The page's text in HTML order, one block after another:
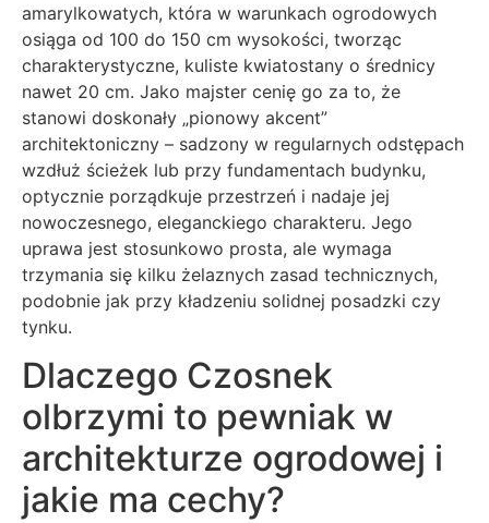
amarylkowatych, która w warunkach ogrodowych
osiąga od 100 do 150 cm wysokości, tworząc
charakterystyczne, kuliste kwiatostany o średnicy
nawet 20 cm. Jako majster cenię go za to, że
stanowi doskonały „pionowy akcent”
architektoniczny – sadzony w regularnych odstępach
wzdłuż ścieżek lub przy fundamentach budynku,
optycznie porządkuje przestrzeń i nadaje jej
nowoczesnego, eleganckiego charakteru. Jego
uprawa jest stosunkowo prosta, ale wymaga
trzymania się kilku żelaznych zasad technicznych,
podobnie jak przy kładzeniu solidnej posadzki czy
tynku.
Dlaczego Czosnek
olbrzymi to pewniak w
architekturze ogrodowej i
jakie ma cechy?